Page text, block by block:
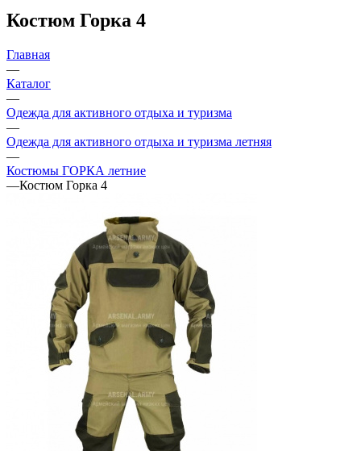
Костюм Горка 4
Главная
—
Каталог
—
Одежда для активного отдыха и туризма
—
Одежда для активного отдыха и туризма летняя
—
Костюмы ГОРКА летние
—Костюм Горка 4